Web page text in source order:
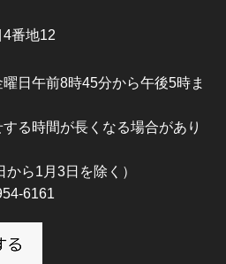
番地12
日午前8時45分から午後5時ま
る時間が長くなる場合があり
から1月3日を除く）
6161